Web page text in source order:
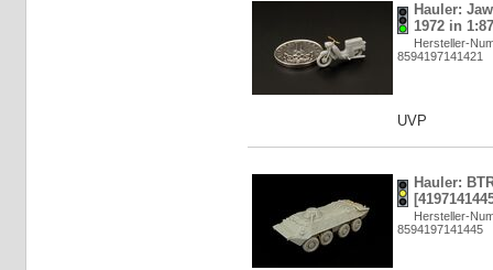
Hauler:
1972 in
Hersteller-
8594197141421
UVP
Hauler:
Hersteller-
8594197141445